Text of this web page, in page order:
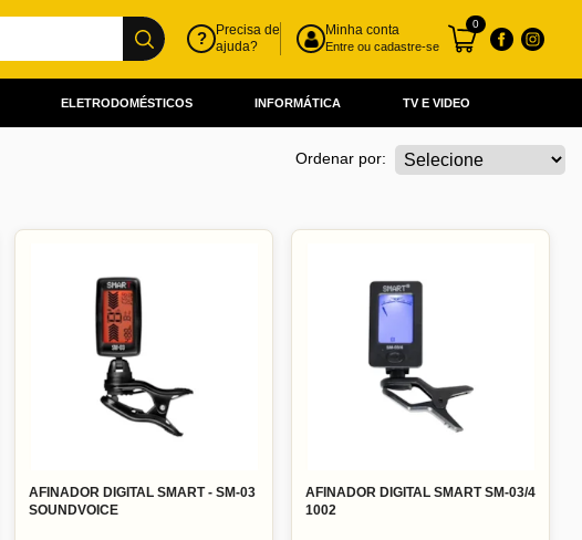
?
Precisa de
ajuda?
Minha conta
Entre ou cadastre-se
0
ELETRODOMÉSTICOS INFORMÁTICA TV E VIDEO
Ordenar por:
AFINADOR DIGITAL SMART - SM-03
SOUNDVOICE
AFINADOR DIGITAL SMART SM-03/4
1002